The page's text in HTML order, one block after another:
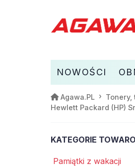
NOWOŚCI
Agawa.PL Tonery,
Hewlett Packard (HP)
KATEGORIE
Pamiątki z wakacji